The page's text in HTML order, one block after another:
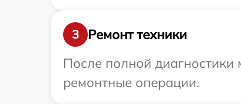
3
Ремонт техники
После полной
ремонтные операции.